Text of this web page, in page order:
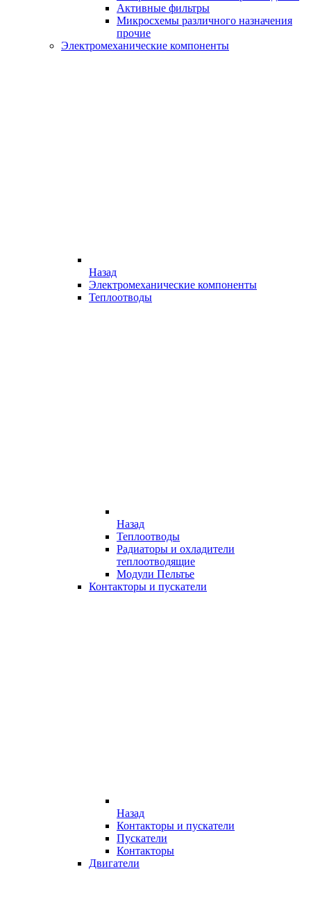
Активные фильтры
Микросхемы различного назначения
прочие
Электромеханические компоненты
Назад
Электромеханические компоненты
Теплоотводы
Назад
Теплоотводы
Радиаторы и охладители
теплоотводящие
Модули Пельтье
Контакторы и пускатели
Назад
Контакторы и пускатели
Пускатели
Контакторы
Двигатели